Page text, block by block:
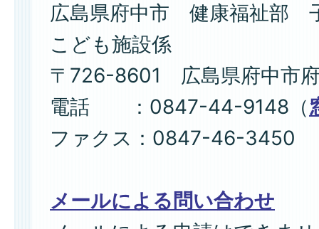
広島県府中市 健康福祉部
こども施設係
〒726-8601 広島県府中市
電話 ：0847-44-9148（
ファクス：0847-46-3450
メールによる問い合わせ